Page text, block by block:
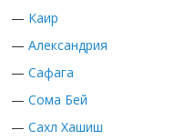
— Каир
— Александрия
— Сафага
— Сома Бей
— Сахл Хашиш